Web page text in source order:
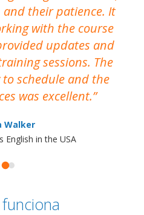
their patience. It
with the course
updates and
sessions. The
to schedule and the
was excellent.
Walker
English in the USA